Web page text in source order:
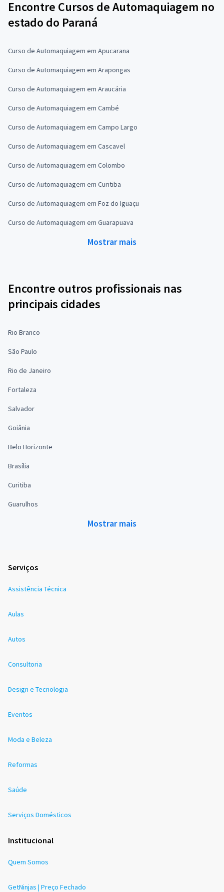
Encontre Cursos de Automaquiagem no
estado do Paraná
Curso de Automaquiagem em Apucarana
Curso de Automaquiagem em Arapongas
Curso de Automaquiagem em Araucária
Curso de Automaquiagem em Cambé
Curso de Automaquiagem em Campo Largo
Curso de Automaquiagem em Cascavel
Curso de Automaquiagem em Colombo
Curso de Automaquiagem em Curitiba
Curso de Automaquiagem em Foz do Iguaçu
Curso de Automaquiagem em Guarapuava
Mostrar mais
Encontre outros profissionais nas
principais cidades
Rio Branco
São Paulo
Rio de Janeiro
Fortaleza
Salvador
Goiânia
Belo Horizonte
Brasília
Curitiba
Guarulhos
Mostrar mais
Serviços
Assistência Técnica
Aulas
Autos
Consultoria
Design e Tecnologia
Eventos
Moda e Beleza
Reformas
Saúde
Serviços Domésticos
Institucional
Quem Somos
GetNinjas | Preço Fechado